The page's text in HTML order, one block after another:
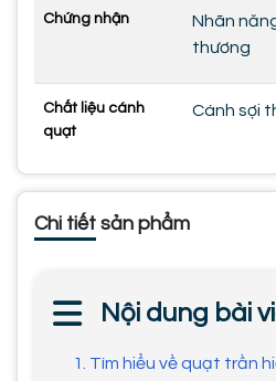
Chứng nhận
Nhãn
thương
Chất liệu cánh
quạt
Cánh sợi
Chi tiết sản phẩm
Nội dung bài
1. Tìm hiểu về quạt trần